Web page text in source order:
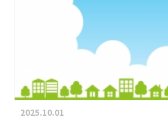
2025.10.01